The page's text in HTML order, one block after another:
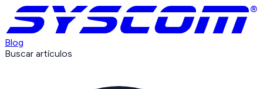
Blog
Buscar artículos